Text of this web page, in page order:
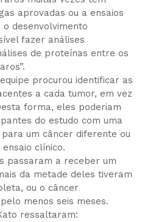
aprovadas ou a ensaios
desenvolvimento
fazer análises
de proteínas entre os
procurou identificar as
a cada tumor, em vez
forma, eles poderiam
do estudo com uma
um câncer diferente ou
clínico.
passaram a receber um
da metade deles tiveram
ou o câncer
menos seis meses.
ressaltaram: